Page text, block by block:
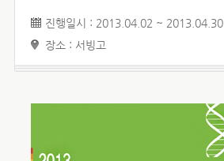
진행일시 : 2013.04.02 ~ 2013.04.30
장소 : 서빙고